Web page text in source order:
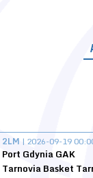
2LM | 2026-09-19
Port Gdynia GAK